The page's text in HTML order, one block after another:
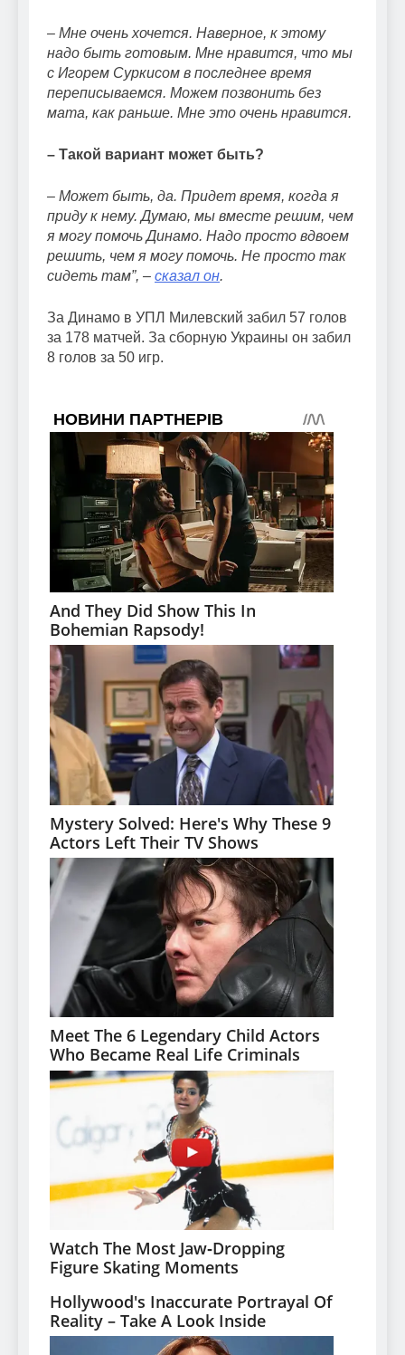
– Мне очень хочется. Наверное, к этому
надо быть готовым. Мне нравится, что мы
с Игорем Суркисом в последнее время
переписываемся. Можем позвонить без
мата, как раньше. Мне это очень нравится.
– Такой вариант может быть?
– Может быть, да. Придет время, когда я
приду к нему. Думаю, мы вместе решим, чем
я могу помочь Динамо. Надо просто вдвоем
решить, чем я могу помочь. Не просто так
сидеть там”, – сказал он.
За Динамо в УПЛ Милевский забил 57 голов
за 178 матчей. За сборную Украины он забил
8 голов за 50 игр.